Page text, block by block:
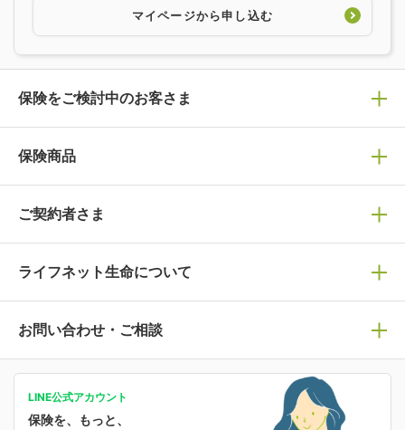
マイページから申し込む
保険をご検討中のお客さま
保険の選び方
保険選びで迷っている方はチェック！
保険の基礎知識や選び方を解説！
人生のステージに必要な保険がわかる！
保険ジャンバラヤ
あなたの人生と保険選びのためのWebメディア
保険商品
保険商品一覧
万が一に備える
病気や手術に備える
がん保険
がんに備える
ご契約者さま
マイページログイン
ご契約内容の確認
お客さま情報の確認・変更
ライフネット生命について
ライフネット生命についてトップ
会社情報
お問い合わせ・ご相談
LINE公式アカウント
保険を、もっと、